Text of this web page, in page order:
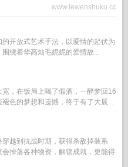
www.lewenshuku.cc
开放式艺术手法，以爱情的起伏为
绕着华高灿毛妮妮的爱情故...
，在饭局上喝了假酒，一醉梦回16
色的梦想和遗憾，终于有了大展...
越到抗战时期，获得杀敌掉装系
掉落各种物资，解锁成就，更能得